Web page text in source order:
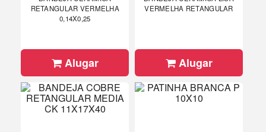
RETANGULAR VERMELHA
0,14X0,25
Alugar
VERMELHA RETANGULAR
Alugar